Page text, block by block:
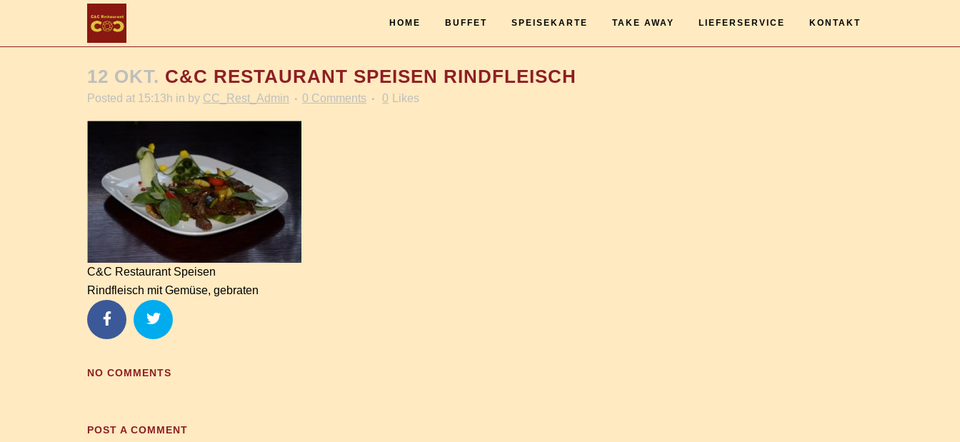
HOME BUFFET SPEISEKARTE TAKE AWAY LIEFERSERVICE KONTAKT
12 OKT. C&C RESTAURANT SPEISEN RINDFLEISCH
Posted at 15:13h in by CC_Rest_Admin 0 Comments 0 Likes
C&C Restaurant Speisen
Rindfleisch mit Gemüse, gebraten
NO COMMENTS
POST A COMMENT